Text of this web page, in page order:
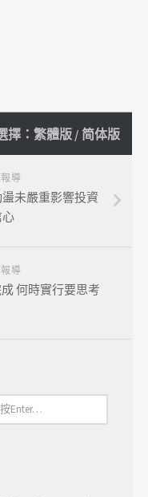
擇： 繁體版 / 简体版
導
未嚴重影響投資
報導
何時實行要思考